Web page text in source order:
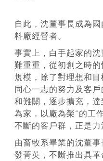
自此，沈董事長成為
料廠經營者。
事實上，白手起家的
難重重，從初創之時
規模，除了對理想和
同心一志的努力及客
和難關，逐步擴充，
為家，以廠為榮”的工
不斷的客戶群，正是力
由畜牧系畢業的沈董
發菁英，不斷推出具